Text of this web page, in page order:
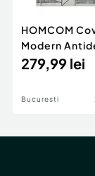
HOMCOM
Modern
cu Linii
279,99 lei
Bucuresti